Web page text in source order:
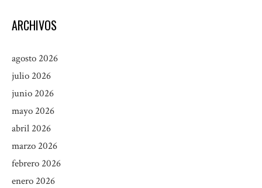
ARCHIVOS
agosto 2026
julio 2026
junio 2026
mayo 2026
abril 2026
marzo 2026
febrero 2026
enero 2026